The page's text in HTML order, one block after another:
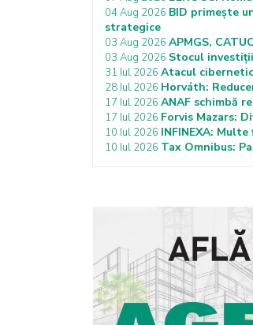
04 Aug 2026 BID primește
strategice
03 Aug 2026 APMGS,
03 Aug 2026 Stocul
31 Iul 2026 Atacul
28 Iul 2026 Horváth:
17 Iul 2026 ANAF schimbă
17 Iul 2026 Forvis Mazars:
10 Iul 2026 INFINEXA:
10 Iul 2026 Tax Omnibus: